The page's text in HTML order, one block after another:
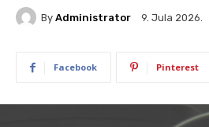
By Administrator 9. Jula 2026.
Facebook Pinterest